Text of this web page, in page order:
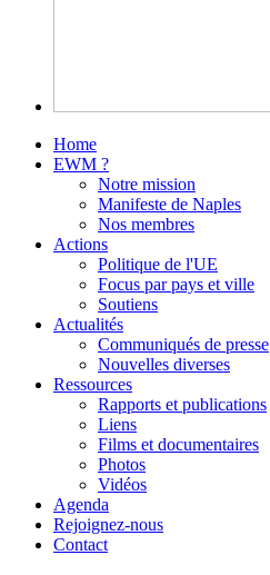
Home
EWM ?
Notre mission
Manifeste de Naples
Nos membres
Actions
Politique de l'UE
Focus par pays et ville
Soutiens
Actualités
Communiqués de presse
Nouvelles diverses
Ressources
Rapports et publications
Liens
Films et documentaires
Photos
Vidéos
Agenda
Rejoignez-nous
Contact